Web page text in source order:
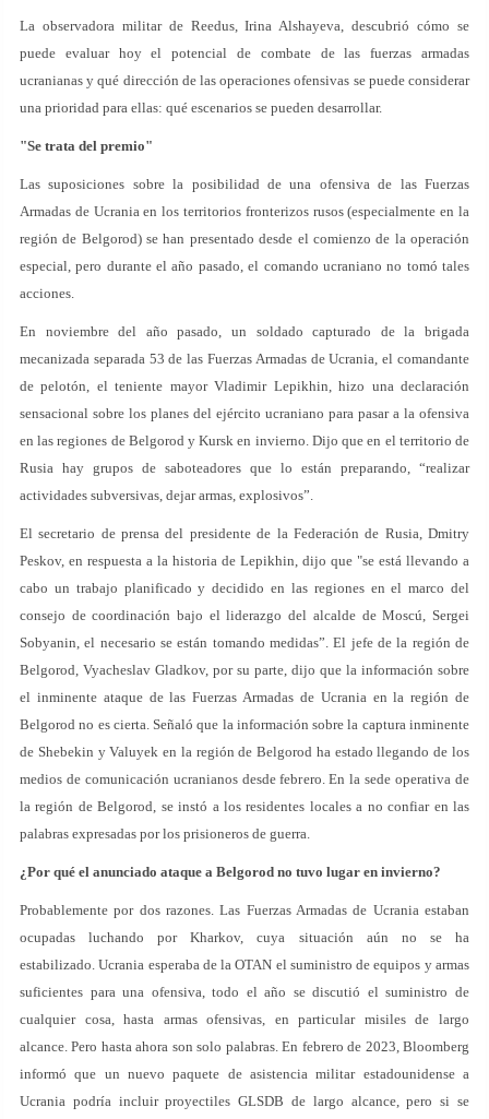
La observadora militar de Reedus, Irina Alshayeva, descubrió cómo se
puede evaluar hoy el potencial de combate de las fuerzas armadas
ucranianas y qué dirección de las operaciones ofensivas se puede considerar
una prioridad para ellas: qué escenarios se pueden desarrollar.
"Se trata del premio"
Las suposiciones sobre la posibilidad de una ofensiva de las Fuerzas
Armadas de Ucrania en los territorios fronterizos rusos (especialmente en la
región de Belgorod) se han presentado desde el comienzo de la operación
especial, pero durante el año pasado, el comando ucraniano no tomó tales
acciones.
En noviembre del año pasado, un soldado capturado de la brigada
mecanizada separada 53 de las Fuerzas Armadas de Ucrania, el comandante
de pelotón, el teniente mayor Vladimir Lepikhin, hizo una declaración
sensacional sobre los planes del ejército ucraniano para pasar a la ofensiva
en las regiones de Belgorod y Kursk en invierno. Dijo que en el territorio de
Rusia hay grupos de saboteadores que lo están preparando, “realizar
actividades subversivas, dejar armas, explosivos”.
El secretario de prensa del presidente de la Federación de Rusia, Dmitry
Peskov, en respuesta a la historia de Lepikhin, dijo que "se está llevando a
cabo un trabajo planificado y decidido en las regiones en el marco del
consejo de coordinación bajo el liderazgo del alcalde de Moscú, Sergei
Sobyanin, el necesario se están tomando medidas”. El jefe de la región de
Belgorod, Vyacheslav Gladkov, por su parte, dijo que la información sobre
el inminente ataque de las Fuerzas Armadas de Ucrania en la región de
Belgorod no es cierta. Señaló que la información sobre la captura inminente
de Shebekin y Valuyek en la región de Belgorod ha estado llegando de los
medios de comunicación ucranianos desde febrero. En la sede operativa de
la región de Belgorod, se instó a los residentes locales a no confiar en las
palabras expresadas por los prisioneros de guerra.
¿Por qué el anunciado ataque a Belgorod no tuvo lugar en invierno?
Probablemente por dos razones. Las Fuerzas Armadas de Ucrania estaban
ocupadas luchando por Kharkov, cuya situación aún no se ha
estabilizado. Ucrania esperaba de la OTAN el suministro de equipos y armas
suficientes para una ofensiva, todo el año se discutió el suministro de
cualquier cosa, hasta armas ofensivas, en particular misiles de largo
alcance. Pero hasta ahora son solo palabras. En febrero de 2023, Bloomberg
informó que un nuevo paquete de asistencia militar estadounidense a
Ucrania podría incluir proyectiles GLSDB de largo alcance, pero si se